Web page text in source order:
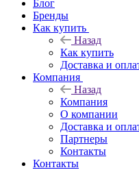
Блог
Бренды
Как купить
Назад
Как купить
Доставка и
Компания
Назад
Компания
О компании
Доставка и
Партнеры
Контакты
Контакты